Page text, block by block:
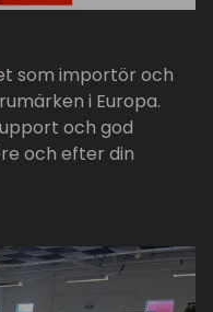
som importör och
i Europa.
och god
och efter din